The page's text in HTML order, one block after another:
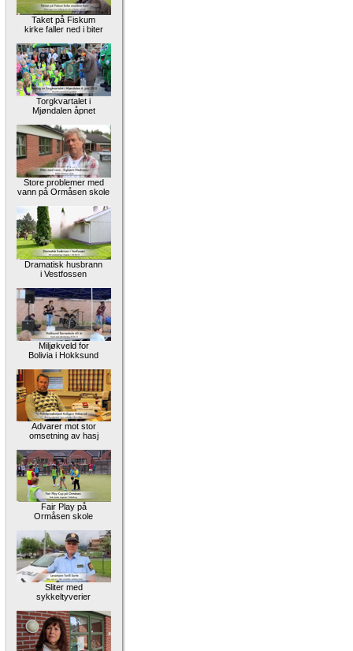
Taket på Fiskum
kirke faller ned i biter
Torgkvartalet i
Mjøndalen åpnet
Store problemer med
vann på Ormåsen skole
Dramatisk husbrann
i Vestfossen
Miljøkveld for
Bolivia i Hokksund
Advarer mot stor
omsetning av hasj
Fair Play på
Ormåsen skole
Sliter med
sykkeltyverier